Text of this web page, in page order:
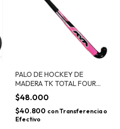
PALO DE HOCKEY DE
MADERA TK TOTAL FOUR
MIDI FUCSIA
$48.000
$40.800 conTransferencia o
Efectivo